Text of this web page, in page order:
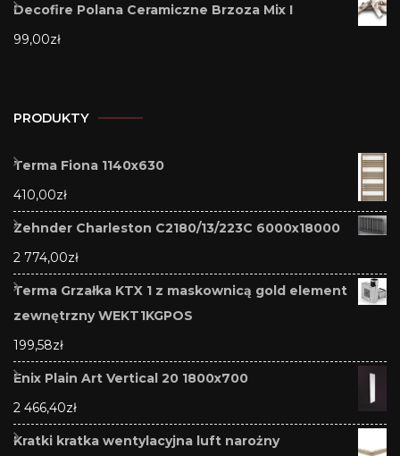
Decofire Polana Ceramiczne Brzoza Mix I
99,00zł
PRODUKTY
Terma Fiona 1140x630
410,00zł
Zehnder Charleston C2180/13/223C 6000x18000
2 774,00zł
Terma Grzałka KTX 1 z maskownicą gold element
zewnętrzny WEKT1KGPOS
199,58zł
Enix Plain Art Vertical 20 1800x700
2 466,40zł
Kratki kratka wentylacyjna luft narożny